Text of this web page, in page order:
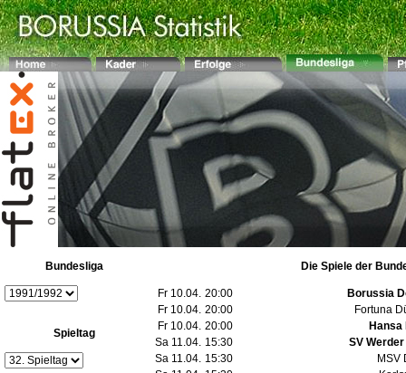
Bundesliga
Spieltag
Die Spiele der
Fr 10.04. 20:00
Borussia
Fr 10.04. 20:00
Fortuna
Fr 10.04. 20:00
Sa 11.04. 15:30
SV
Sa 11.04. 15:30
MSV